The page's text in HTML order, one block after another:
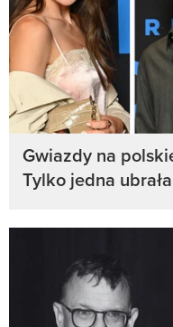
Gwiazdy na
Tylko jedna